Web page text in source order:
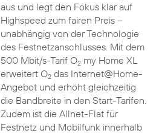
aus und legt den Fokus klar auf
Highspeed zum fairen Preis –
unabhängig von der Technologie
des Festnetzanschlusses. Mit dem
500 Mbit/s-Tarif O2my Home XL
erweitert O2das Internet@Home-
Angebot und erhöht gleichzeitig
die Bandbreite in den Start-Tarifen.
Zudem ist die Allnet-Flat für
Festnetz und Mobilfunk innerhalb